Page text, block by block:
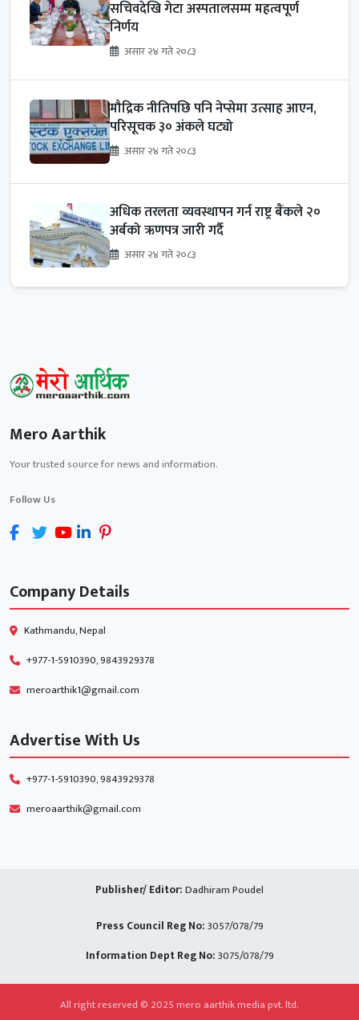
सचिवदेखि गेटा अस्पतालसम्म महत्वपूर्ण
निर्णय
असार २४ गते २०८३
मौद्रिक नीतिपछि पनि नेप्सेमा उत्साह आएन,
परिसूचक ३० अंकले घट्यो
असार २४ गते २०८३
अधिक तरलता व्यवस्थापन गर्न राष्ट्र बैंकले २०
अर्बको ऋणपत्र जारी गर्दै
असार २४ गते २०८३
Mero Aarthik
Your trusted source for news and information.
Follow Us
Company Details
Kathmandu, Nepal
+977-1-5910390, 9843929378
meroarthik1@gmail.com
Advertise With Us
+977-1-5910390, 9843929378
meroaarthik@gmail.com
Publisher/ Editor:Dadhiram Poudel
Press Council Reg No: 3057/078/79
Information Dept Reg No: 3075/078/79
All right reserved © 2025 mero aarthik media pvt. ltd.